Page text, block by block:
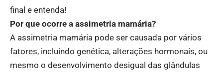
final e entenda!
Por que ocorre a assimetria mamária?
A assimetria mamária pode ser causada por vários
fatores, incluindo genética, alterações hormonais, ou
mesmo o desenvolvimento desigual das glândulas